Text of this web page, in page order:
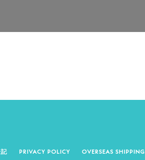
PRIVACY POLICY OVERSEAS SHIPPING